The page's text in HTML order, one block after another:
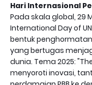
Hari Internasional
Pada skala global, 29
International Day of
bentuk
yang bertugas
dunia. Tema 2025:
menyoroti inovasi,